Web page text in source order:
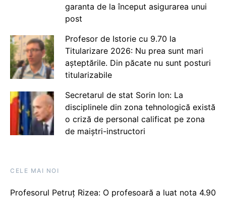
garanta de la început asigurarea unui
post
Profesor de Istorie cu 9.70 la
Titularizare 2026: Nu prea sunt mari
așteptările. Din păcate nu sunt posturi
titularizabile
Secretarul de stat Sorin Ion: La
disciplinele din zona tehnologică există
o criză de personal calificat pe zona
de maiștri-instructori
CELE MAI NOI
Profesorul Petruț Rizea: O profesoară a luat nota 4.90